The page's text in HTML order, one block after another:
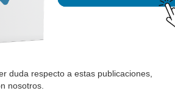
duda respecto a estas publicaciones,
nosotros.